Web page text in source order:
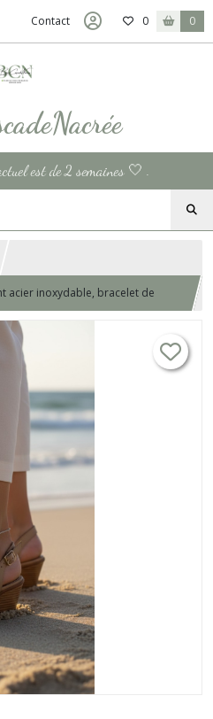
Contact 0 0
est de 2 semaines 🤍 .
acier inoxydable, bracelet de
nacrée blanche